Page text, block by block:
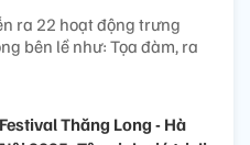
ra 22 hoạt động trưng
bên lề như: Tọa đàm, ra
Festival Thăng Long - Hà